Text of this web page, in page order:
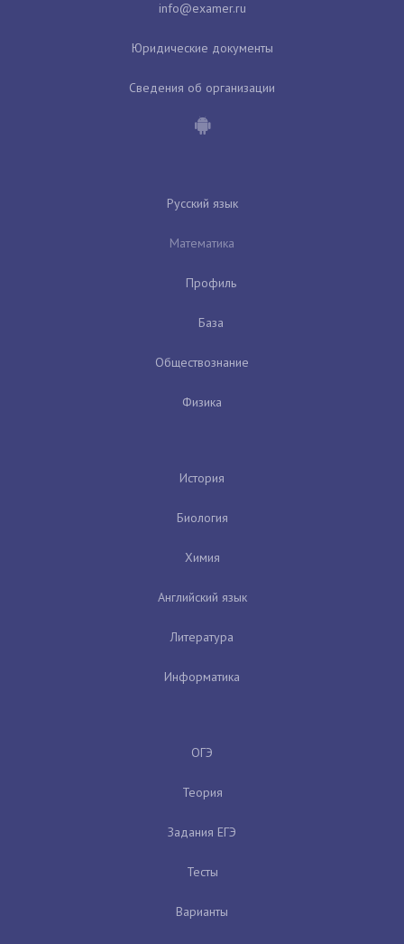
Юридические документы
Сведения об организации
Русский язык
Математика
Профиль
База
Обществознание
Физика
История
Биология
Химия
Английский язык
Литература
Информатика
ОГЭ
Теория
Задания ЕГЭ
Тесты
Варианты